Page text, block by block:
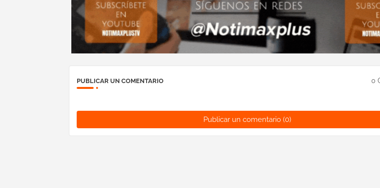
PUBLICAR UN COMENTARIO 0
Publicar un comentario (0)